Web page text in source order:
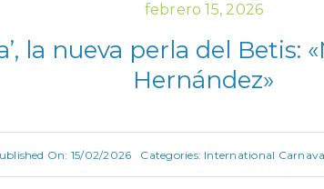
febrero 15, 2026
la nueva perla del Betis:
Hernández»
On: 15/02/2026 Categories: International